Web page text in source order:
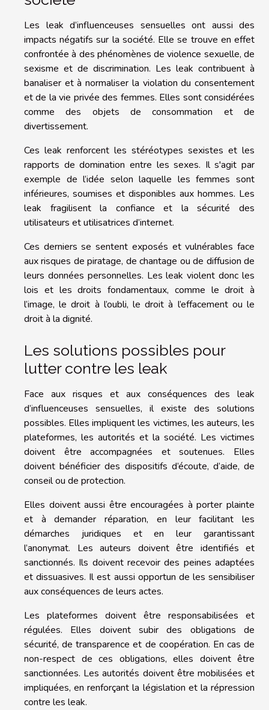
Les leak d’influenceuses sensuelles ont aussi des
impacts négatifs sur la société. Elle se trouve en effet
confrontée à des phénomènes de violence sexuelle, de
sexisme et de discrimination. Les leak contribuent à
banaliser et à normaliser la violation du consentement
et de la vie privée des femmes. Elles sont considérées
comme des objets de consommation et de
divertissement.
Ces leak renforcent les stéréotypes sexistes et les
rapports de domination entre les sexes. Il s'agit par
exemple de l’idée selon laquelle les femmes sont
inférieures, soumises et disponibles aux hommes. Les
leak fragilisent la confiance et la sécurité des
utilisateurs et utilisatrices d’internet.
Ces derniers se sentent exposés et vulnérables face
aux risques de piratage, de chantage ou de diffusion de
leurs données personnelles. Les leak violent donc les
lois et les droits fondamentaux, comme le droit à
l’image, le droit à l’oubli, le droit à l’effacement ou le
droit à la dignité.
Les solutions possibles pour
lutter contre les leak
Face aux risques et aux conséquences des leak
d’influenceuses sensuelles, il existe des solutions
possibles. Elles impliquent les victimes, les auteurs, les
plateformes, les autorités et la société. Les victimes
doivent être accompagnées et soutenues. Elles
doivent bénéficier des dispositifs d’écoute, d’aide, de
conseil ou de protection.
Elles doivent aussi être encouragées à porter plainte
et à demander réparation, en leur facilitant les
démarches juridiques et en leur garantissant
l’anonymat. Les auteurs doivent être identifiés et
sanctionnés. Ils doivent recevoir des peines adaptées
et dissuasives. Il est aussi opportun de les sensibiliser
aux conséquences de leurs actes.
Les plateformes doivent être responsabilisées et
régulées. Elles doivent subir des obligations de
sécurité, de transparence et de coopération. En cas de
non-respect de ces obligations, elles doivent être
sanctionnées. Les autorités doivent être mobilisées et
impliquées, en renforçant la législation et la répression
contre les leak.